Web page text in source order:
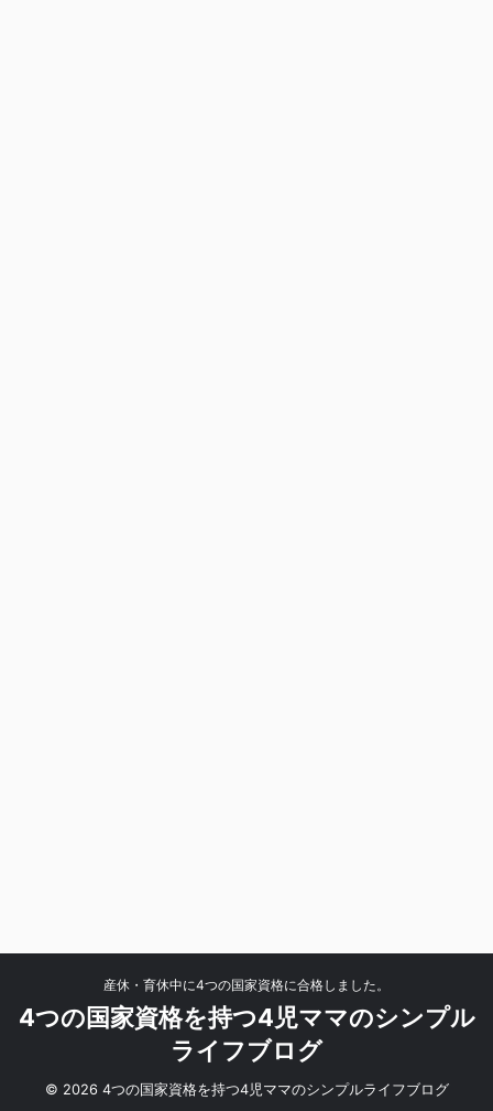
産休・育休中に4つの国家資格に合格しました。
4つの国家資格を持つ4児ママのシンプル
ライフブログ
© 2026 4つの国家資格を持つ4児ママのシンプルライフブログ